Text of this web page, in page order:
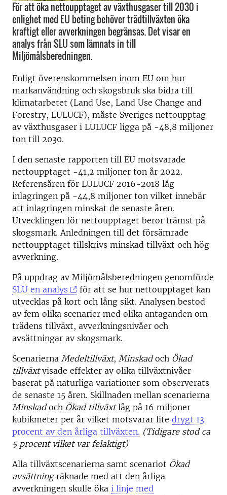
För att öka nettoupptaget av växthusgaser till 2030 i
enlighet med EU beting behöver trädtillväxten öka
kraftigt eller avverkningen begränsas. Det visar en
analys från SLU som lämnats in till
Miljömålsberedningen.
Enligt överenskommelsen inom EU om hur
markanvändning och skogsbruk ska bidra till
klimatarbetet (Land Use, Land Use Change and
Forestry, LULUCF), måste Sveriges nettoupptag
av växthusgaser i LULUCF ligga på -48,8 miljoner
ton till 2030.
I den senaste rapporten till EU motsvarade
nettoupptaget -41,2 miljoner ton år 2022.
Referensåren för LULUCF 2016-2018 låg
inlagringen på -44,8 miljoner ton vilket innebär
att inlagringen minskat de senaste åren.
Utvecklingen för nettoupptaget beror främst på
skogsmark. Anledningen till det försämrade
nettoupptaget tillskrivs minskad tillväxt och hög
avverkning.
På uppdrag av Miljömålsberedningen genomförde
SLU en analys
för att se hur nettoupptaget kan
utvecklas på kort och lång sikt. Analysen bestod
av fem olika scenarier med olika antaganden om
trädens tillväxt, avverkningsnivåer och
avsättningar av skogsmark.
Scenarierna Medeltillväxt, Minskadoch Ökad
tillväxtvisade effekter av olika tillväxtnivåer
baserat på naturliga variationer som observerats
de senaste 15 åren. Skillnaden mellan scenarierna
Minskadoch Ökad tillväxtlåg på 16 miljoner
kubikmeter per år vilket motsvarar lite drygt 13
procent av den årliga tillväxten. (Tidigare stod ca
5 procent vilket var felaktigt)
Alla tillväxtscenarierna samt scenariot Ökad
avsättningräknade med att den årliga
avverkningen skulle öka i linje med